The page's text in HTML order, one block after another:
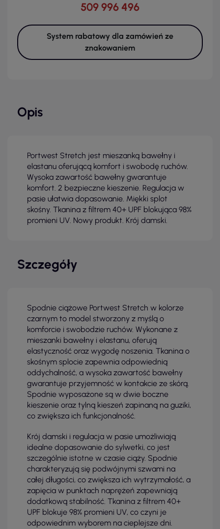
509 996 496
System rabatowy dla zamówień ze
znakowaniem
Opis
Portwest Stretch jest mieszanką bawełny i
elastanu oferującą komfort i swobodę ruchów.
Wysoka zawartość bawełny gwarantuje
komfort. 2 bezpieczne kieszenie. Regulacja w
pasie ułatwia dopasowanie. Miękki splot
skośny. Tkanina z filtrem 40+ UPF blokująca 98%
promieni UV. Nowy produkt. Krój damski.
Szczegóły
Spodnie ciążowe Portwest Stretch w kolorze
czarnym to model stworzony z myślą o
komforcie i swobodzie ruchów. Wykonane z
mieszanki bawełny i elastanu, oferują
elastyczność oraz wygodę noszenia. Tkanina o
skośnym splocie zapewnia odpowiednią
oddychalność, a wysoka zawartość bawełny
gwarantuje przyjemność w kontakcie ze skórą.
Spodnie wyposażone są w dwie boczne
kieszenie oraz tylną kieszeń zapinaną na guziki,
co zwiększa ich funkcjonalność.
Krój damski i regulacja w pasie umożliwiają
idealne dopasowanie do sylwetki, co jest
szczególnie istotne w czasie ciąży. Spodnie
charakteryzują się podwójnymi szwami na
całej długości, co zwiększa ich wytrzymałość, a
zapięcia w punktach naprężeń zapewniają
dodatkową stabilność. Tkanina z filtrem 40+
UPF blokuje 98% promieni UV, co czyni je
odpowiednim wyborem na cieplejsze dni.